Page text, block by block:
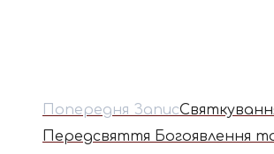
Попередня Запис
Передсвяття Богоявлення